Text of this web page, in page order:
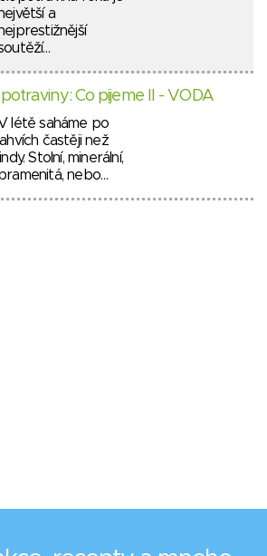
a
Co pijeme II - VODA
létě saháme po
lahvích častěji než
Stolní, minerální,
nebo…